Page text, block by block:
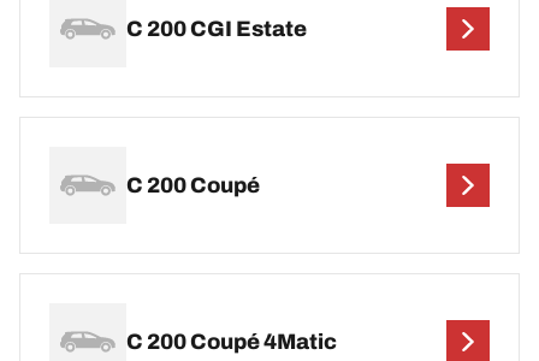
C 200 CGI Estate
C 200 Coupé
C 200 Coupé 4Matic